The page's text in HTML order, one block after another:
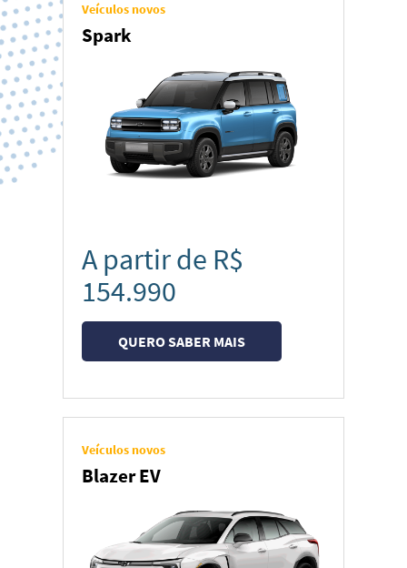
Veículos novos
Spark
A partir de R$
154.990
QUERO SABER MAIS
Veículos novos
Blazer EV